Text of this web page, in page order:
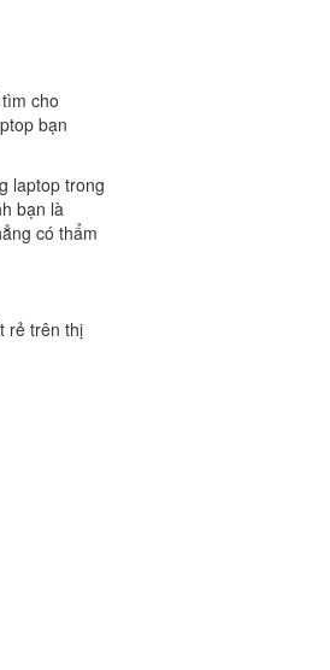
cho
bạn
laptop trong
bạn là
có thẩm
rẻ trên thị